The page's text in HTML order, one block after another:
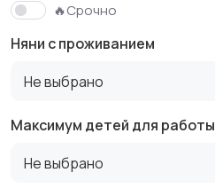
Другое
🔥Срочно
Няни с проживанием
Не выбрано
Максимум детей для работы
Не выбрано